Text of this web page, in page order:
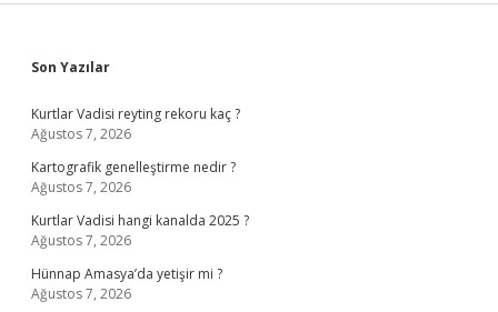
Sidebar
Son Yazılar
Kurtlar Vadisi reyting rekoru kaç ?
Ağustos 7, 2026
Kartografik genelleştirme nedir ?
Ağustos 7, 2026
Kurtlar Vadisi hangi kanalda 2025 ?
Ağustos 7, 2026
Hünnap Amasya’da yetişir mi ?
Ağustos 7, 2026